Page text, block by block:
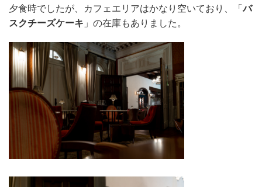
夕食時でしたが、カフェエリアはかなり空いており、「バ
スクチーズケーキ 」の在庫もありました。